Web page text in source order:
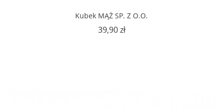
Kubek MĄŻ SP. Z O.O.
39,90 złCena